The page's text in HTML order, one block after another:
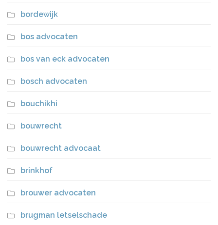
bordewijk
bos advocaten
bos van eck advocaten
bosch advocaten
bouchikhi
bouwrecht
bouwrecht advocaat
brinkhof
brouwer advocaten
brugman letselschade